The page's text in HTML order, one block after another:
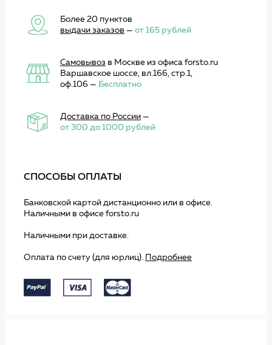
Более 20 пунктов
выдачи заказов — от 165 рублей
Самовывоз в Москве из офиса forsto.ru
Варшавское шоссе, вл.166, стр.1,
оф.106 — Бесплатно
Доставка по России—
от 300 до 1000 рублей
СПОСОБЫ ОПЛАТЫ
Банковской картой дистанционно или в офисе.
Наличными в офисе forsto.ru
Наличными при доставке.
Оплата по счету (для юрлиц). Подробнее